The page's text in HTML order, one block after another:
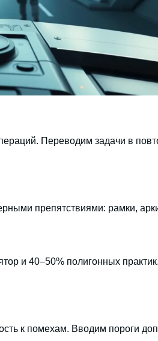
Переводим задачи в
препятствиями: рамки,
и 40–50% полигонных
к помехам. Вводим пороги